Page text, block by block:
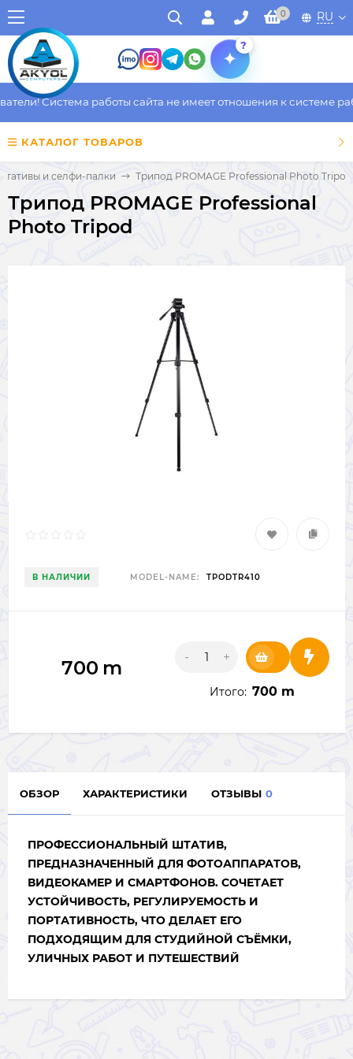
0 RU
?
Система работы сайта не имеет отношения к системе
КАТАЛОГ ТОВАРОВ
и селфи-палки Трипод PROMAGE Professional Photo Tripod
Трипод PROMAGE Professional
Photo Tripod
В НАЛИЧИИ MODEL-NAME: TPODTR410
700 m - +
Итого: 700 m
ОБЗОР ХАРАКТЕРИСТИКИ ОТЗЫВЫ 0
ПРОФЕССИОНАЛЬНЫЙ ШТАТИВ,
ПРЕДНАЗНАЧЕННЫЙ ДЛЯ ФОТОАППАРАТОВ,
ВИДЕОКАМЕР И СМАРТФОНОВ. СОЧЕТАЕТ
УСТОЙЧИВОСТЬ, РЕГУЛИРУЕМОСТЬ И
ПОРТАТИВНОСТЬ, ЧТО ДЕЛАЕТ ЕГО
ПОДХОДЯЩИМ ДЛЯ СТУДИЙНОЙ СЪЁМКИ,
УЛИЧНЫХ РАБОТ И ПУТЕШЕСТВИЙ